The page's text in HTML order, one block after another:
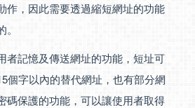
作，因此需要透過縮短網址的功能
者記憶及傳送網址的功能，短址可
個字以內的替代網址，也有部分網
碼保護的功能，可以讓使用者取得